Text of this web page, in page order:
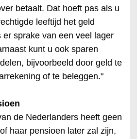
betaalt. Dat hoeft pas als u
leeftijd het geld
er sprake van een veel lager
kunt u ook sparen
bijvoorbeeld door geld te
of te beleggen."
de Nederlanders heeft geen
haar pensioen later zal zijn,